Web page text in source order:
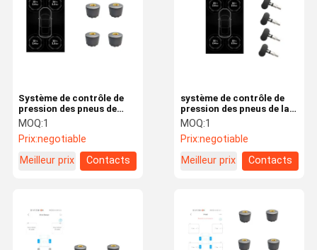
Système de contrôle de
pression des pneus de
voiture de tourisme
MOQ:1
Prix:negotiable
Meilleur prix
Contacts
système de contrôle de
pression des pneus de la
voiture 2.4Ghz
MOQ:1
Prix:negotiable
Meilleur prix
Contacts